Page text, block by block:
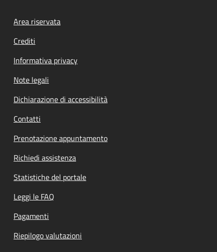
Footer menu
Area riservata
Crediti
Informativa privacy
Note legali
Dichiarazione di accessibilità
Contatti
Prenotazione appuntamento
Richiedi assistenza
Statistiche del portale
Leggi le FAQ
Pagamenti
Riepilogo valutazioni